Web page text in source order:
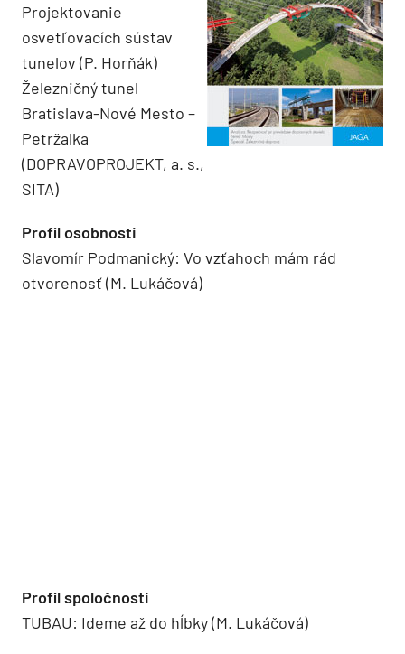
Projektovanie
osvetľovacích sústav
tunelov (P. Horňák)
Železničný tunel
Bratislava-Nové Mesto –
Petržalka
(DOPRAVOPROJEKT, a. s.,
SITA)
Profil osobnosti
Slavomír Podmanický: Vo vzťahoch mám rád
otvorenosť (M. Lukáčová)
Profil spoločnosti
TUBAU: Ideme až do hĺbky (M. Lukáčová)